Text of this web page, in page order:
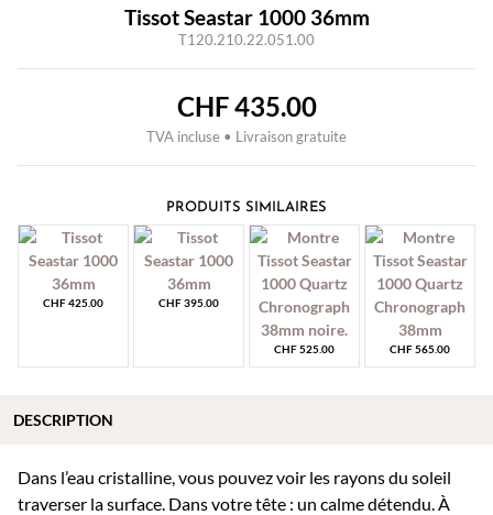
Tissot Seastar 1000 36mm
T120.210.22.051.00
CHF435.00
TVA incluse • Livraison gratuite
PRODUITS SIMILAIRES
CHF425.00 CHF395.00
CHF525.00 CHF565.00
Dans l’eau cristalline, vous pouvez voir les rayons du soleil
traverser la surface. Dans votre tête : un calme détendu. À
DESCRIPTION